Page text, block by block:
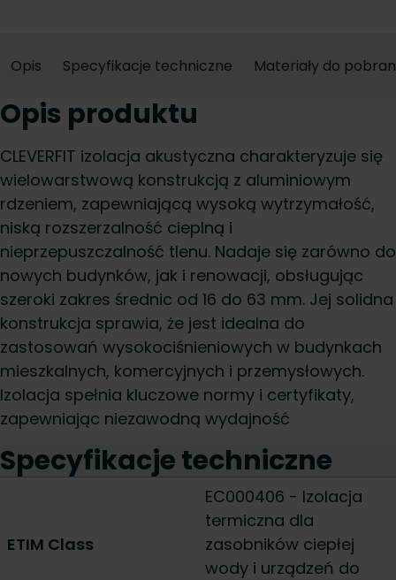
Opis Specyfikacje techniczne Materiały do
Opis produktu
CLEVERFIT izolacja akustyczna charakteryzuje się
wielowarstwową konstrukcją z aluminiowym
rdzeniem, zapewniającą wysoką wytrzymałość,
niską rozszerzalność cieplną i
nieprzepuszczalność tlenu. Nadaje się zarówno do
nowych budynków, jak i renowacji, obsługując
szeroki zakres średnic od 16 do 63 mm. Jej solidna
konstrukcja sprawia, że jest idealna do
zastosowań wysokociśnieniowych w budynkach
mieszkalnych, komercyjnych i przemysłowych.
Izolacja spełnia kluczowe normy i certyfikaty,
zapewniając niezawodną wydajność
Specyfikacje techniczne
ETIM Class
EC000406 - Izolacja
termiczna dla
zasobników ciepłej
wody i urządzeń do